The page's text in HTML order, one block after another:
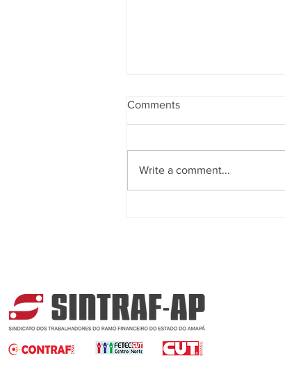
Comments
Write a comment...